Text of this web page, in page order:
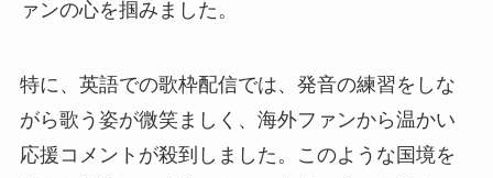
ァンの心を掴みました。
特に、英語での歌枠配信では、発音の練習をしな
がら歌う姿が微笑ましく、海外ファンから温かい
応援コメントが殺到しました。このような国境を